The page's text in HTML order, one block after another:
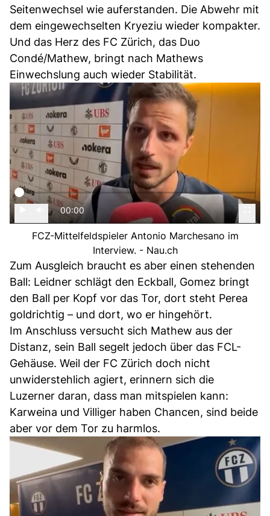
Seitenwechsel wie auferstanden. Die Abwehr mit
dem eingewechselten Kryeziu wieder kompakter.
Und das Herz des FC Zürich, das Duo
Condé/Mathew, bringt nach Mathews
Einwechslung auch wieder Stabilität.
00:00
FCZ-Mittelfeldspieler Antonio Marchesano im
Interview. - Nau.ch
Zum Ausgleich braucht es aber einen stehenden
Ball: Leidner schlägt den Eckball, Gomez bringt
den Ball per Kopf vor das Tor, dort steht Perea
goldrichtig – und dort, wo er hingehört.
Im Anschluss versucht sich Mathew aus der
Distanz, sein Ball segelt jedoch über das FCL-
Gehäuse. Weil der FC Zürich doch nicht
unwiderstehlich agiert, erinnern sich die
Luzerner daran, dass man mitspielen kann:
Karweina und Villiger haben Chancen, sind beide
aber vor dem Tor zu harmlos.